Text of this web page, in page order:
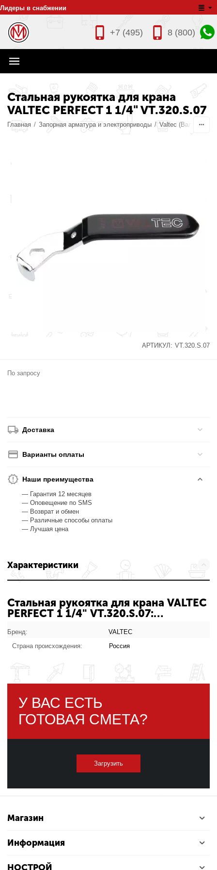
Лидеры в снабжении
8 (800)
+7 (495)
Стальная рукоятка для крана
VALTEC PERFECT 1 1/4" VT.320.S.07
Главная / Запорная арматура и электроприводы / Valtec (Валтек)
АРТИКУЛ: VT.320.S.07
По запросу
Доставка
Варианты оплаты
Наши преимущества
— Гарантия 12 месяцев
— Оповещение по SMS
— Возврат и обмен
— Различные способы оплаты
— Лучшая цена
Характеристики
Стальная рукоятка для крана VALTEC
PERFECT 1 1/4" VT.320.S.07:
Бренд:
VALTEC
Страна происхождения:
Россия
У ВАС ЕСТЬ
ГОТОВАЯ СМЕТА?
Загрузить
Магазин
Информация
НОСТРОЙ